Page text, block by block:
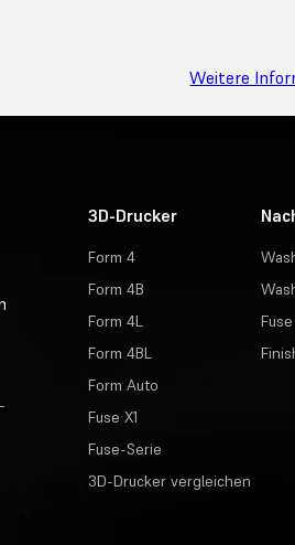
Weitere
3D-Drucker
Form 4
Form 4B
Form 4L
Form 4BL
Form Auto
Fuse X1
Fuse-Serie
3D-Drucker vergleichen